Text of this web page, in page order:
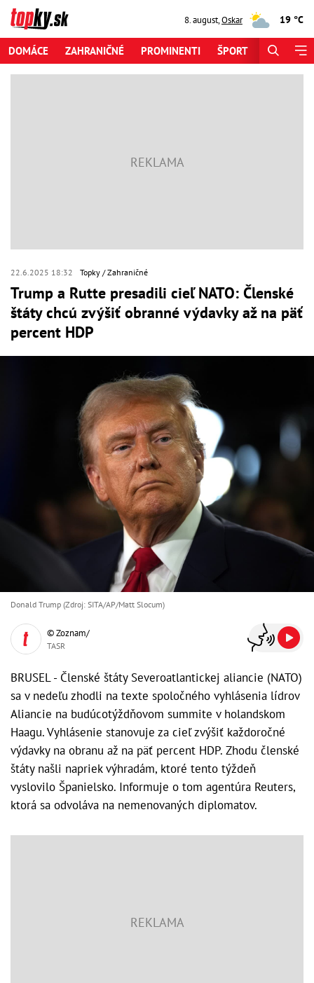
8. august,Oskar 19 °C
DOMÁCE ZAHRANIČNÉ PROMINENTI ŠPORT
22.6.2025 18:32 Topky Zahraničné
Trump a Rutte presadili cieľ NATO: Členské
štáty chcú zvýšiť obranné výdavky až na päť
percent HDP
Donald Trump (Zdroj: SITA/AP/Matt Slocum)
© Zoznam/
TASR
BRUSEL - Členské štáty Severoatlantickej aliancie (NATO)
sa v nedeľu zhodli na texte spoločného vyhlásenia lídrov
Aliancie na budúcotýždňovom summite v holandskom
Haagu. Vyhlásenie stanovuje za cieľ zvýšiť každoročné
výdavky na obranu až na päť percent HDP. Zhodu členské
štáty našli napriek výhradám, ktoré tento týždeň
vyslovilo Španielsko. Informuje o tom agentúra Reuters,
ktorá sa odvoláva na nemenovaných diplomatov.